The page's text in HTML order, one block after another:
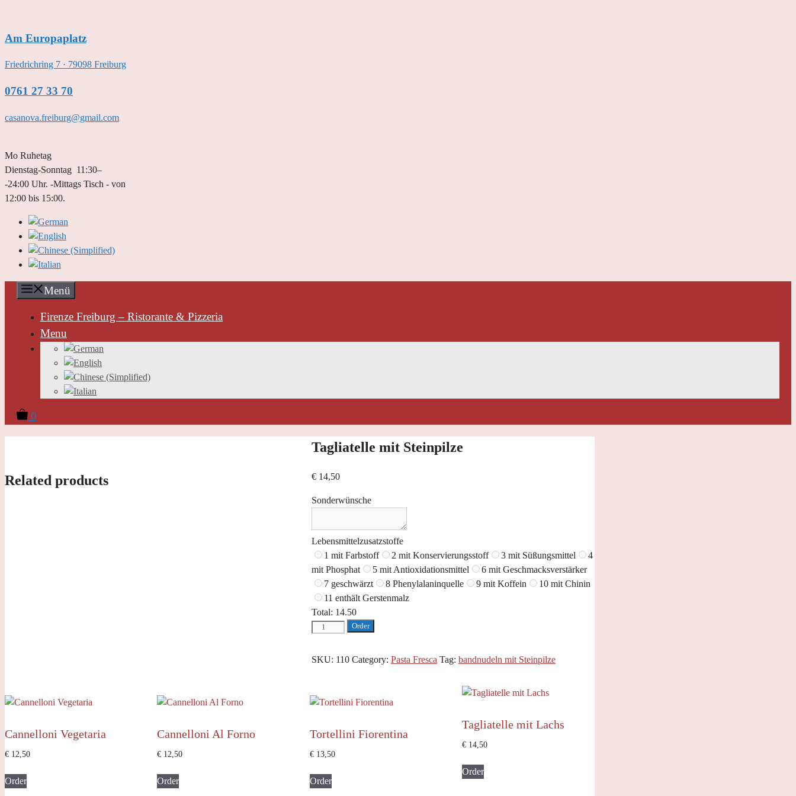
content
Am Europaplatz
Friedrichring 7 · 79098 Freiburg
0761 27 33 70
casanova.freiburg@gmail.com
Mo Ruhetag
Dienstag-Sonntag 11:30–
-24:00 Uhr. -Mittags Tisch - von
12:00 bis 15:00.
Menü
Firenze Freiburg – Ristorante & Pizzeria
Menu
0
Tagliatelle mit Steinpilze
€14,50
Sonderwünsche
Lebensmittelzusatzstoffe
1 mit Farbstoff
2 mit Konservierungsstoff 3 mit Süßungsmittel
4
mit Phosphat
5 mit Antioxidationsmittel
6 mit Geschmacksverstärker
7 geschwärzt
8 Phenylalaninquelle 9 mit Koffein
10 mit Chinin
11 enthält Gerstenmalz
Total: 14.50
Tagliatelle
Steinpilze
Order
SKU: 110 Category: Pasta Fresca Tag: bandnudeln mit Steinpilze
Related products
Cannelloni Vegetaria
€ 12,50
Order
Cannelloni Al Forno
€ 12,50
Order
Tortellini Fiorentina
€13,50
Order
Tagliatelle mit Lachs
€ 14,50
Order